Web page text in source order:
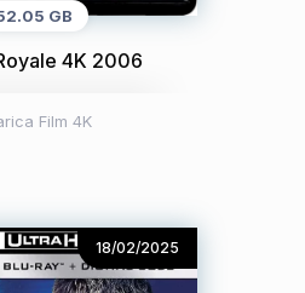
GB
4K 2006
Film 4K
18/02/2025